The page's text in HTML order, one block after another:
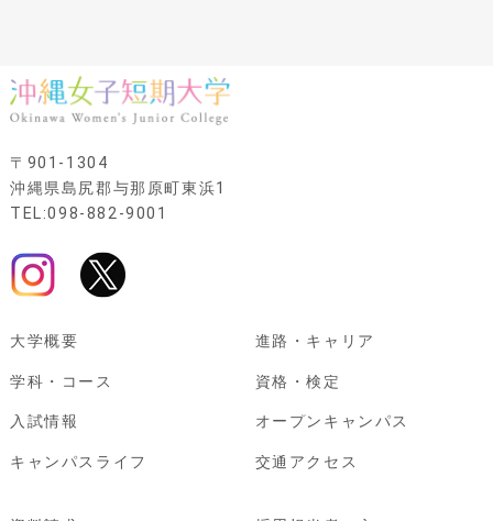
〒901-1304
沖縄県島尻郡与那原町東浜1
TEL:098-882-9001
大学概要
学科・コース
入試情報
キャンパスライフ
進路・キャリア
資格・検定
オープンキャンパス
交通アクセス